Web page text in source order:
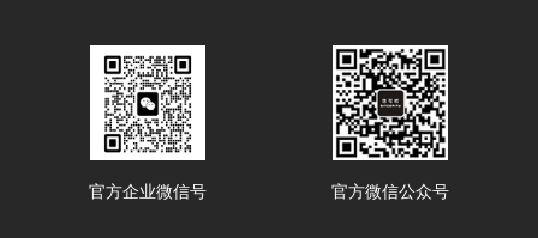
官方企业微信号 官方微信公众号